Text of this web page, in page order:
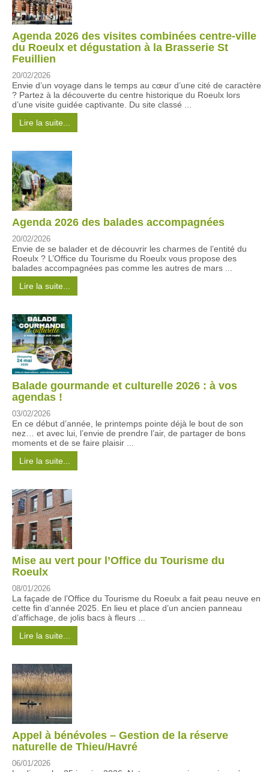
Agenda 2026 des visites combinées centre-ville
du Roeulx et dégustation à la Brasserie St
Feuillien
20/02/2026
Envie d’un voyage dans le temps au cœur d’une cité de caractère
? Partez à la découverte du centre historique du Roeulx lors
d’une visite guidée captivante. Du site classé ...
Lire la suite...
Agenda 2026 des balades accompagnées
20/02/2026
Envie de se balader et de découvrir les charmes de l’entité du
Roeulx ? L’Office du Tourisme du Roeulx vous propose des
balades accompagnées pas comme les autres de mars ...
Lire la suite...
Balade gourmande et culturelle 2026 : à vos
agendas !
03/02/2026
En ce début d’année, le printemps pointe déjà le bout de son
nez… et avec lui, l’envie de prendre l’air, de partager de bons
moments et de se faire plaisir ...
Lire la suite...
Mise au vert pour l’Office du Tourisme du
Roeulx
08/01/2026
La façade de l’Office du Tourisme du Roeulx a fait peau neuve en
cette fin d’année 2025. En lieu et place d’un ancien panneau
d’affichage, de jolis bacs à fleurs ...
Lire la suite...
Appel à bénévoles – Gestion de la réserve
naturelle de Thieu/Havré
06/01/2026